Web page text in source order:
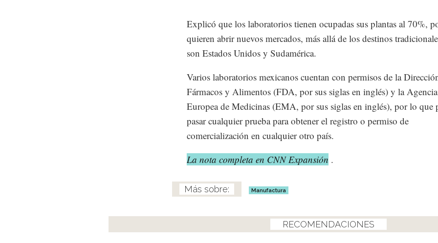
Explicó que los laboratorios tienen ocupadas sus plantas al 70%,
quieren abrir nuevos mercados, más allá de los destinos
son Estados Unidos y Sudamérica.
Varios laboratorios mexicanos cuentan con permisos de la
Fármacos y Alimentos (FDA, por sus siglas en inglés) y la Agencia
Europea de Medicinas (EMA, por sus siglas en inglés), por lo que
pasar cualquier prueba para obtener el registro o permiso de
comercialización en cualquier otro país.
La nota completa en CNN Expansión .
Manufactura
RECOMENDACIONES